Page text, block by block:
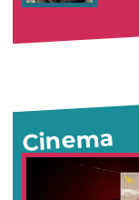
Cinema